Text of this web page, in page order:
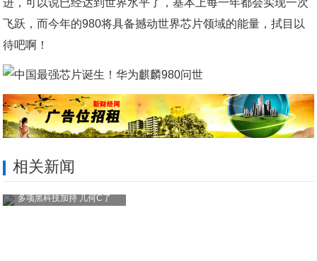
进，可以说已经达到世界水平了，基本上每一年都会实现一次
飞跃，而今年的980将具备撼动世界芯片领域的能量，拭目以
待吧啊！
相关新闻
多项黑科技加持 几何C了